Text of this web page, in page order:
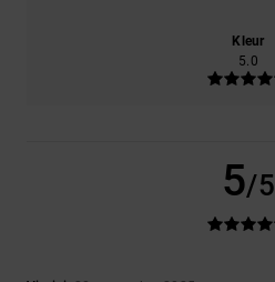
Kleur
5.0
5/5